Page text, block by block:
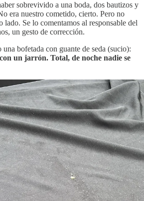
sobrevivido a una boda, dos bautizos y
era nuestro cometido, cierto. Pero no
lado. Se lo comentamos al responsable del
un gesto de corrección.
bofetada con guante de seda (sucio):
un jarrón. Total, de noche nadie se